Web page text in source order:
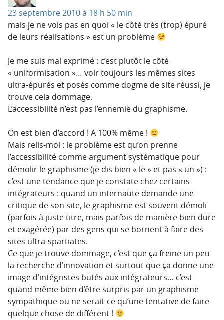
23 septembre 2010 à 18 h 50 min
mais je ne vois pas en quoi « le côté très (trop) épuré
de leurs réalisations » est un problème
Je me suis mal exprimé : c’est plutôt le côté
« uniformisation »… voir toujours les mêmes sites
ultra-épurés et posés comme dogme de site réussi, je
trouve cela dommage.
L’accessibilité n’est pas l’ennemie du graphisme.
On est bien d’accord ! A 100% même !
Mais relis-moi : le problème est qu’on prenne
l’accessibilité comme argument systématique pour
démolir le graphisme (je dis bien « le » et pas « un ») :
c’est une tendance que je constate chez certains
intégrateurs : quand un internaute demande une
critique de son site, le graphisme est souvent démoli
(parfois à juste titre, mais parfois de manière bien dure
et exagérée) par des gens qui se bornent à faire des
sites ultra-spartiates.
Ce que je trouve dommage, c’est que ça freine un peu
la recherche d’innovation et surtout que ça donne une
image d’intégristes butés aux intégrateurs… c’est
quand même bien d’être surpris par un graphisme
sympathique ou ne serait-ce qu’une tentative de faire
quelque chose de différent !